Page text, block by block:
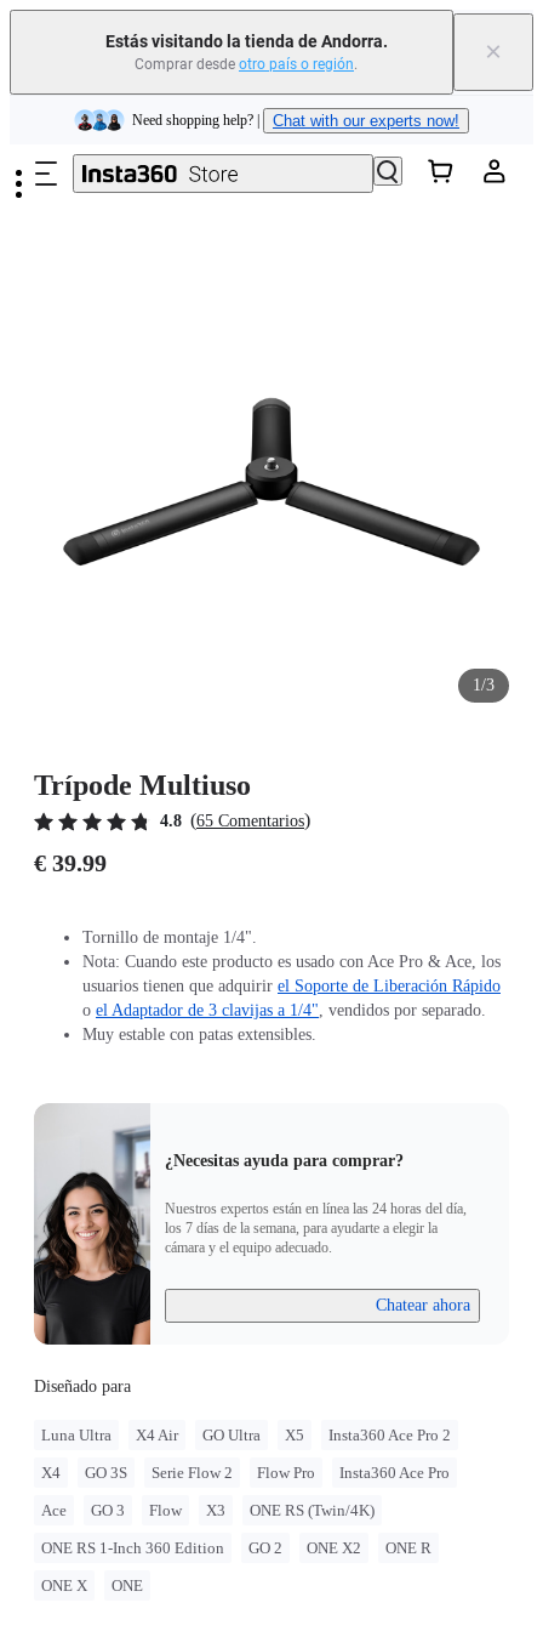
Estás visitando la tienda de Andorra.
Comprar desde otro país o región. ×
Saltar al contenido principal
Insta360 Luna Ultra |Ya disponible| Envío gratuito
Need shopping help? | Chat with our experts now!
Insta360 Luna Ultra | | Envío gratuito
1/3
Trípode Multiuso
4.8 (65 Comentarios)
€ 39.99
Tornillo de montaje 1/4".
Nota: Cuando este producto es usado con Ace Pro & Ace, los
usuarios tienen que adquirir el Soporte de Liberación Rápido
o el Adaptador de 3 clavijas a 1/4", vendidos por separado.
Muy estable con patas extensibles.
¿Necesitas ayuda para comprar?
Nuestros expertos están en línea las 24 horas del día,
los 7 días de la semana, para ayudarte a elegir la
cámara y el equipo adecuado.
Chatear ahora
Diseñado para
Luna Ultra X4 Air GO Ultra X5 Insta360 Ace Pro 2
X4 GO 3S Serie Flow 2 Flow Pro Insta360 Ace Pro
Ace GO 3 Flow X3 ONE RS (Twin/4K)
ONE RS 1-Inch 360 Edition GO 2 ONE X2 ONE R
ONE X ONE